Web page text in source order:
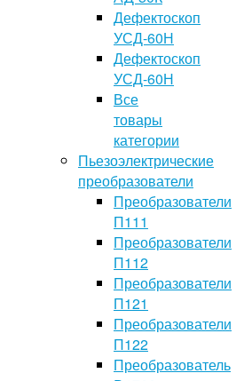
Дефектоскоп
УСД-60Н
Дефектоскоп
УСД-60Н
Все
товары
категории
Пьезоэлектрические
преобразователи
Преобразователи
П111
Преобразователи
П112
Преобразователи
П121
Преобразователи
П122
Преобразователь